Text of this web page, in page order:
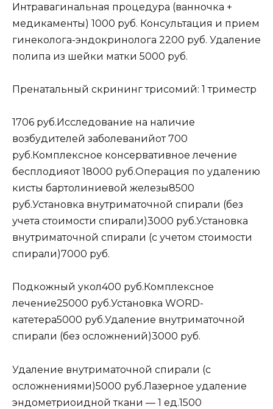
Интравагинальная процедура (ванночка +
медикаменты) 1000 руб. Консультация и прием
гинеколога-эндокринолога 2200 руб. Удаление
полипа из шейки матки 5000 руб.
Пренатальный скрининг трисомий: 1 триместр
1706 руб.Исследование на наличие
возбудителей заболеванийот 700
руб.Комплексное консервативное лечение
бесплодияот 18000 руб.Операция по удалению
кисты бартолиниевой железы8500
руб.Установка внутриматочной спирали (без
учета стоимости спирали)3000 руб.Установка
внутриматочной спирали (с учетом стоимости
спирали)7000 руб.
Подкожный укол400 руб.Комплексное
лечение25000 руб.Установка WORD-
катетера5000 руб.Удаление внутриматочной
спирали (без осложнений)3000 руб.
Удаление внутриматочной спирали (с
осложнениями)5000 руб.Лазерное удаление
эндометриоидной ткани — 1 ед.1500